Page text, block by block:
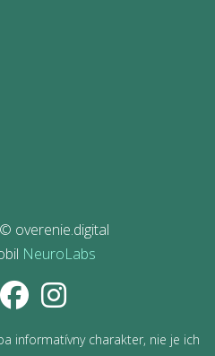
overenie.digital
NeuroLabs
informatívny charakter, nie je ich